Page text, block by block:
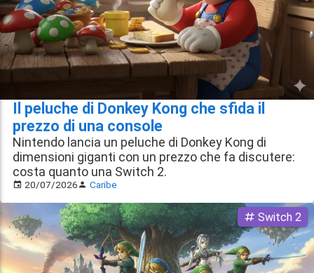
Il peluche di Donkey Kong che sfida il
prezzo di una console
Nintendo lancia un peluche di Donkey Kong di
dimensioni giganti con un prezzo che fa discutere:
costa quanto una Switch 2.
20/07/2026 Caribe
Switch 2